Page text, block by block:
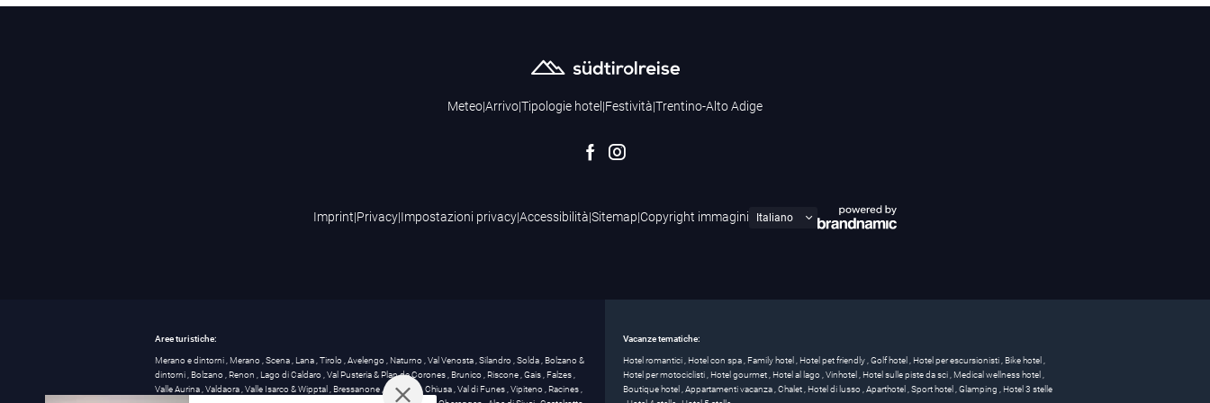
Meteo|Arrivo|Tipologie hotel |Festività|Trentino-Alto Adige
Imprint|Privacy|Impostazioni privacy|Accessibilità|Sitemap|Copyright immagini
Aree turistiche:
Merano e dintorni, Merano,Scena, Lana,Tirolo,Avelengo, Naturno,Val Venosta,Silandro,Solda, Bolzano &
dintorni, Bolzano,Renon , Lago di Caldaro,Val Pusteria & Plan de Corones, Brunico,Riscone,Gais, Falzes,
Valle Aurina,Valdaora,Valle Isarco & Wipptal , Bressanone, Maranza,Chiusa,Val di Funes,Vipiteno,Racines,
Vacanze tematiche:
Hotel romantici, Hotel con spa, Family hotel , Hotel pet friendly,Golf hotel , Hotel per escursionisti, Bike hotel ,
Hotel per motociclisti, Hotel gourmet, Hotel al lago,Vinhotel , Hotel sulle piste da sci, Medical wellness hotel ,
Boutique hotel ,Appartamenti vacanza,Chalet, Hotel di lusso,Aparthotel ,Sport hotel ,Glamping , Hotel 3 stelle